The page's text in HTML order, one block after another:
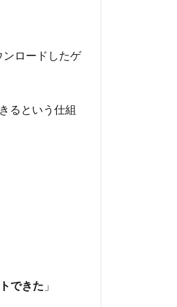
ンロードしたゲ
るという仕組
できた 」